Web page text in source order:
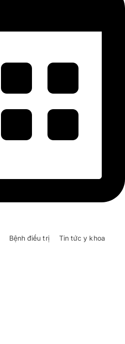
Bệnh điều trị Tin tức y khoa